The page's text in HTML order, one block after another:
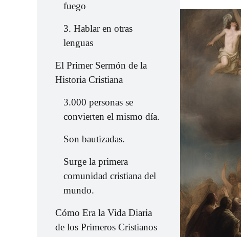
fuego
3. Hablar en otras
lenguas
El Primer Sermón de la
Historia Cristiana
3.000 personas se
convierten el mismo día.
Son bautizadas.
Surge la primera
comunidad cristiana del
mundo.
Cómo Era la Vida Diaria
de los Primeros Cristianos